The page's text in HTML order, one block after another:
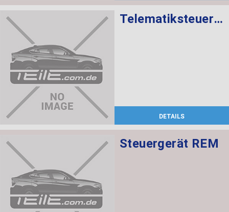
Telematiksteuergerät
DETAILS
Steuergerät REM